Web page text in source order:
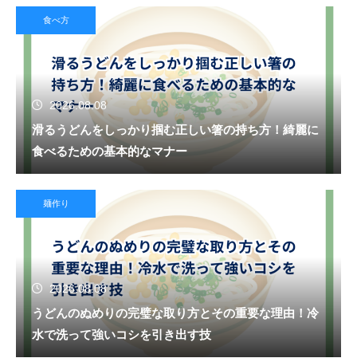
食べ方
2026.08.08
滑るうどんをしっかり掴む正しい箸の持ち方！綺麗に
食べるための基本的なマナー
麺作り
2026.08.08
うどんのぬめりの完璧な取り方とその重要な理由！冷
水で洗って強いコシを引き出す技